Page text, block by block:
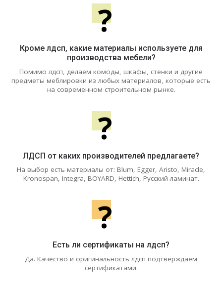
?
Кроме лдсп, какие материалы используете для
производства мебели?
Помимо лдсп, делаем комоды, шкафы, стенки и другие
предметы меблировки из любых материалов, которые есть
на современном строительном рынке.
?
ЛДСП от каких производителей предлагаете?
На выбор есть материалы от: Blum, Egger, Aristo, Miracle,
Kronospan, Integra, BOYARD, Hettich, Русский ламинат.
?
Есть ли сертификаты на лдсп?
Да. Качество и оригинальность лдсп подтверждаем
сертификатами.